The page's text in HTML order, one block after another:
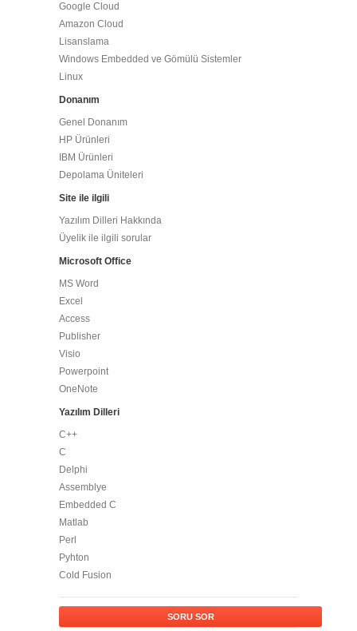
Google Cloud
Amazon Cloud
Lisanslama
Windows Embedded ve Gömülü Sistemler
Linux
Donanım
Genel Donanım
HP Ürünleri
IBM Ürünleri
Depolama Üniteleri
Site ile ilgili
Yazılım Dilleri Hakkında
Üyelik ile ilgili sorular
Microsoft Office
MS Word
Excel
Access
Publisher
Visio
Powerpoint
OneNote
Yazılım Dilleri
C++
C
Delphi
Assemblye
Embedded C
Matlab
Perl
Pyhton
Cold Fusion
SORU SOR